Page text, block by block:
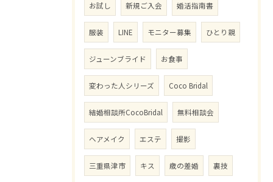
お試し 新規ご入会 婚活指南書
服装 LINE モニター募集 ひとり親
ジューンブライド お食事
変わった人シリーズ Coco Bridal
結婚相談所CocoBridal 無料相談会
ヘアメイク エステ 撮影
三重県津市 キス 歳の差婚 裏技